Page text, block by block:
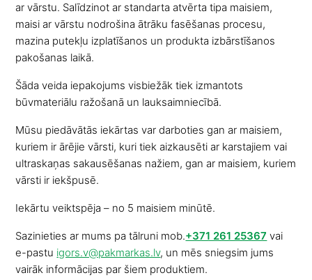
ar vārstu. Salīdzinot ar standarta atvērta tipa maisiem,
maisi ar vārstu nodrošina ātrāku fasēšanas procesu,
mazina putekļu izplatīšanos un produkta izbārstīšanos
pakošanas laikā.
Šāda veida iepakojums visbiežāk tiek izmantots
būvmateriālu ražošanā un lauksaimniecībā.
Mūsu piedāvātās iekārtas var darboties gan ar maisiem,
kuriem ir ārējie vārsti, kuri tiek aizkausēti ar karstajiem vai
ultraskaņas sakausēšanas nažiem, gan ar maisiem, kuriem
vārsti ir iekšpusē.
Iekārtu veiktspēja – no 5 maisiem minūtē.
Sazinieties ar mums pa tālruni mob.+371 261 25367 vai
e-pastu igors.v@pakmarkas.lv, un mēs sniegsim jums
vairāk informācijas par šiem produktiem.